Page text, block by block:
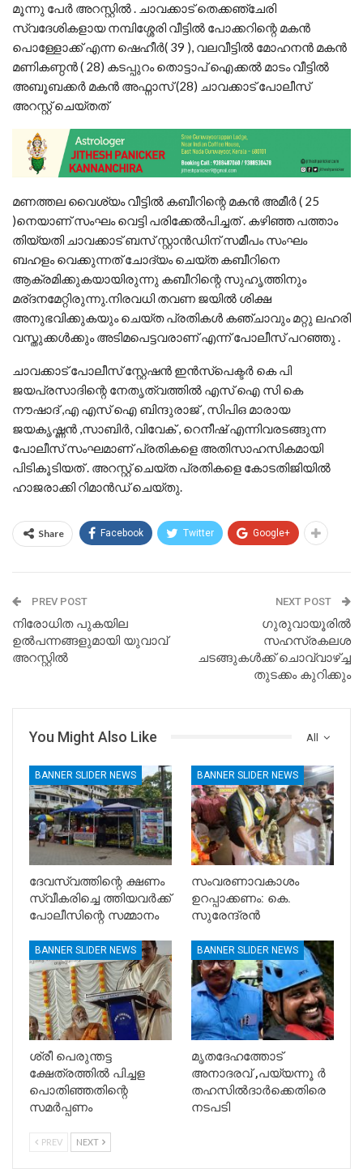
മൂന്നു പേർ അറസ്റ്റിൽ . ചാവക്കാട് തെക്കഞ്ചേരി
സ്വദേശികളായ നമ്പിശ്ശേരി വീട്ടിൽ പോക്കറിന്റെ മകൻ
പൊള്ളോക്ക് എന്ന ഷെഹീർ( 39 ), വലവീട്ടിൽ മോഹനൻ മകൻ
മണികണ്ഠൻ ( 28) കടപ്പുറം തൊട്ടാപ് ഐക്കൽ മാടം വീട്ടിൽ
അബൂബക്കർ മകൻ അഫ്നാസ് (28) ചാവക്കാട് പോലീസ്
അറസ്റ്റ് ചെയ്തത്
മണത്തല വൈശ്യം വീട്ടിൽ കബീറിന്റെ മകൻ അമീർ ( 25
)നെയാണ് സംഘം വെട്ടി പരിക്കേൽപിച്ചത് . കഴിഞ്ഞ പത്താം
തിയ്യതി ചാവക്കാട് ബസ് സ്റ്റാൻഡിന് സമീപം സംഘം
ബഹളം വെക്കുന്നത് ചോദ്യം ചെയ്ത കബീറിനെ
ആക്രമിക്കുകയായിരുന്നു കബീറിന്റെ സുഹൃത്തിനും
മര്ദനമേറ്റിരുന്നു.നിരവധി തവണ ജയിൽ ശിക്ഷ
അനുഭവിക്കുകയും ചെയ്ത പ്രതികൾ കഞ്ചാവും മറ്റു ലഹരി
വസ്തുക്കൾക്കും അടിമപെട്ടവരാണ് എന്ന് പോലീസ് പറഞ്ഞു .
ചാവക്കാട് പോലീസ് സ്റ്റേഷൻ ഇൻസ്‌പെക്ടർ കെ പി
ജയപ്രസാദിന്റെ നേതൃത്വത്തിൽ എസ് ഐ സി കെ
നൗഷാദ് ,എ എസ് ഐ ബിന്ദുരാജ് , സിപിഒ മാരായ
ജയകൃഷ്ണൻ ,സാബിർ, വിവേക് , റെനീഷ് എന്നിവരടങ്ങുന്ന
പോലീസ് സംഘമാണ് പ്രതികളെ അതിസാഹസികമായി
പിടികൂടിയത് . അറസ്റ്റ് ചെയ്ത പ്രതികളെ കോടതിജിയിൽ
ഹാജരാക്കി റിമാൻഡ് ചെയ്തു.
Share Facebook Twitter Google+
PREV POST
നിരോധിത പുകയില
ഉൽപന്നങ്ങളുമായി യുവാവ്
അറസ്റ്റിൽ
NEXT POST
ഗുരുവായൂരിൽ
സഹസ്രകലശ
ചടങ്ങുകള്‍ക്ക് ചൊവ്വാഴ്ച്ച
തുടക്കം കുറിക്കും
All
You Might Also Like
BANNER SLIDER NEWS
ദേവസ്വത്തിന്റെ ക്ഷണം
സ്വീകരിച്ചെ ത്തിയവർക്ക്
പോലീസിന്റെ സമ്മാനം
BANNER SLIDER NEWS
സംവരണാവകാശം
ഉറപ്പാക്കണം: കെ.
സുരേന്ദ്രൻ
BANNER SLIDER NEWS
ശ്രീ പെരുന്തട്ട
ക്ഷേത്രത്തിൽ പിച്ചള
പൊതിഞ്ഞതിന്റെ
സമർപ്പണം
BANNER SLIDER NEWS
മൃതദേഹത്തോട്
അനാദരവ് ,പയ്യന്നൂ ർ
തഹസിൽദാർക്കെതിരെ
നടപടി
PREV NEXT